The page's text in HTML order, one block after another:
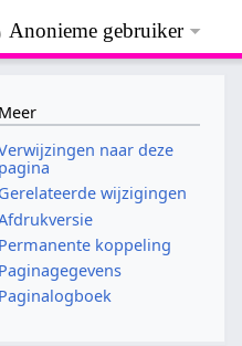
Anonieme gebruiker
Meer
naar deze
pagina
Gerelateerde wijzigingen
Permanente koppeling
Paginagegevens
Paginalogboek